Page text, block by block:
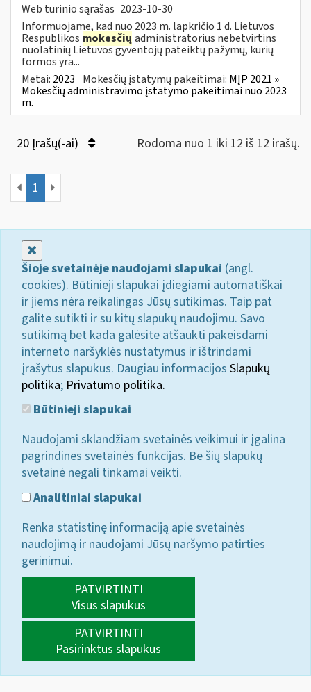
Web turinio sąrašas 2023-10-30
Informuojame, kad nuo 2023 m. lapkričio 1 d. Lietuvos
Respublikos mokesčių administratorius nebetvirtins
nuolatinių Lietuvos gyventojų pateiktų pažymų, kurių
formos yra...
Metai: 2023 Mokesčių įstatymų pakeitimai: MĮP 2021 »
Mokesčių administravimo įstatymo pakeitimai nuo 2023
m.
20 Įrašų(-ai) Rodoma nuo 1 iki 12 iš 12 irašų.
1
Šioje svetainėje naudojami slapukai (angl.
cookies). Būtinieji slapukai įdiegiami automatiškai
ir jiems nėra reikalingas Jūsų sutikimas. Taip pat
galite sutikti ir su kitų slapukų naudojimu. Savo
sutikimą bet kada galėsite atšaukti pakeisdami
interneto naršyklės nustatymus ir ištrindami
įrašytus slapukus. Daugiau informacijos Slapukų
politika; Privatumo politika.
Būtinieji slapukai
Naudojami sklandžiam svetainės veikimui ir įgalina
pagrindines svetainės funkcijas. Be šių slapukų
svetainė negali tinkamai veikti.
Analitiniai slapukai
Renka statistinę informaciją apie svetainės
naudojimą ir naudojami Jūsų naršymo patirties
gerinimui.
PATVIRTINTI
Visus slapukus
PATVIRTINTI
Pasirinktus slapukus